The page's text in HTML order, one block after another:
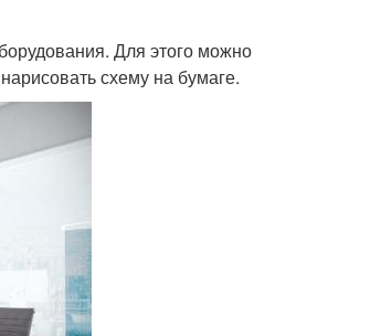
Для этого можно
схему на бумаге.